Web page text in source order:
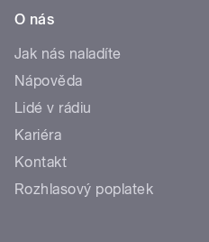
O nás
Jak nás naladíte
Nápověda
Lidé v rádiu
Kariéra
Kontakt
Rozhlasový poplatek